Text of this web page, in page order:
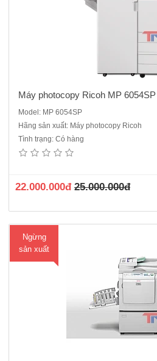
Máy photocopy Ricoh MP 6054SP
Model: MP 6054SP
Hãng sản xuất: Máy photocopy Ricoh
Tình trạng: Có hàng
22.000.000đ 25.000.000đ
Ngừng
sản xuất
Máy in siêu tốc Ricoh DX 3443 máy
Desktop- Khổ giấy: A5 ~ B4- Công suất